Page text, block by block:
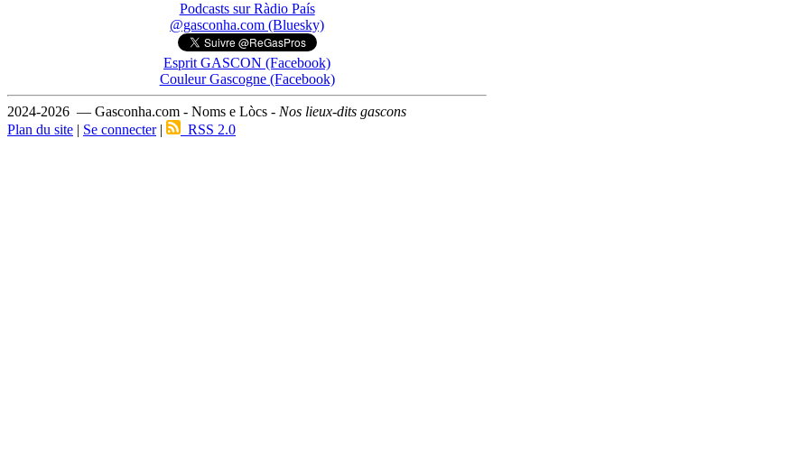
Podcasts sur Ràdio País
@gasconha.com (Bluesky)
Esprit GASCON (Facebook)
Couleur Gascogne (Facebook)
2024-2026 — Gasconha.com - Noms e Lòcs - Nos lieux-dits gascons
Plan du site | Se connecter| RSS 2.0